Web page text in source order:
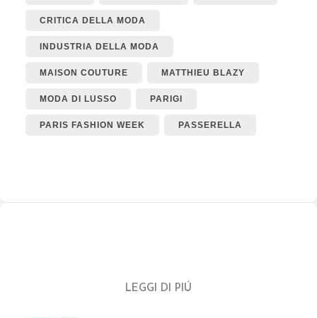
CRITICA DELLA MODA
INDUSTRIA DELLA MODA
MAISON COUTURE MATTHIEU BLAZY
MODA DI LUSSO PARIGI
PARIS FASHION WEEK PASSERELLA
LEGGI DI PIÚ